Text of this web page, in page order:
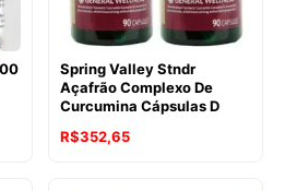
Spring Valley Stndr
Açafrão Complexo De
Curcumina Cápsulas D
R$352,65